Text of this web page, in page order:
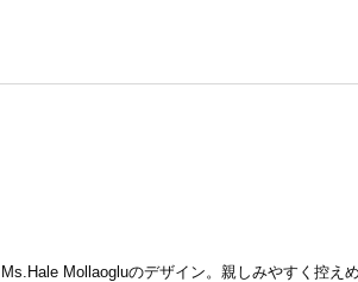
Mollaogluのデザイン。親しみやすく控え